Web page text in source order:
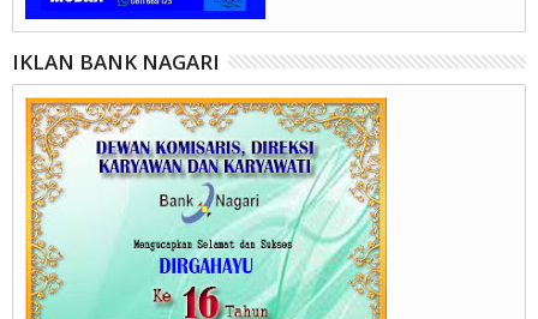
IKLAN BANK NAGARI